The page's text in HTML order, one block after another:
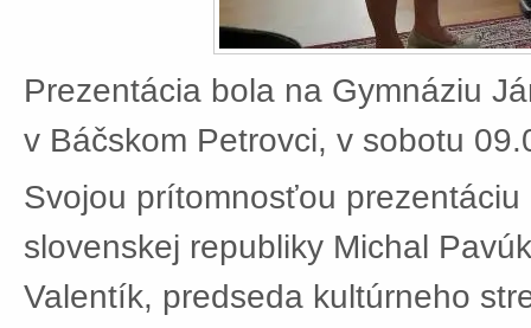
Prezentácia bola na Gymnáziu
v Báčskom Petrovci, v sobotu
Svojou prítomnosťou
slovenskej republiky Michal
Valentík, predseda kultúrneho